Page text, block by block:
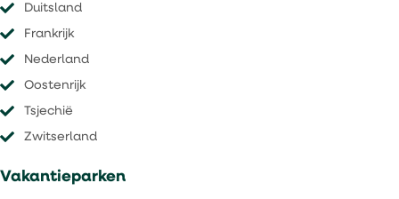
Duitsland
Frankrijk
Nederland
Oostenrijk
Tsjechië
​​​​​​​Zwitserland
Vakantieparken